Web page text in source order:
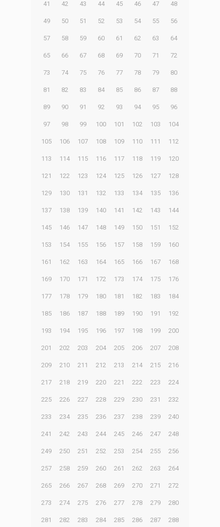
41 42 43 44 45 46 47 48
49 50 51 52 53 54 55 56
57 58 59 60 61 62 63 64
65 66 67 68 69 70 71 72
73 74 75 76 77 78 79 80
81 82 83 84 85 86 87 88
89 90 91 92 93 94 95 96
97 98 99 100 101 102 103 104
105 106 107 108 109 110 111 112
113 114 115 116 117 118 119 120
121 122 123 124 125 126 127 128
129 130 131 132 133 134 135 136
137 138 139 140 141 142 143 144
145 146 147 148 149 150 151 152
153 154 155 156 157 158 159 160
161 162 163 164 165 166 167 168
169 170 171 172 173 174 175 176
177 178 179 180 181 182 183 184
185 186 187 188 189 190 191 192
193 194 195 196 197 198 199 200
201 202 203 204 205 206 207 208
209 210 211 212 213 214 215 216
217 218 219 220 221 222 223 224
225 226 227 228 229 230 231 232
233 234 235 236 237 238 239 240
241 242 243 244 245 246 247 248
249 250 251 252 253 254 255 256
257 258 259 260 261 262 263 264
265 266 267 268 269 270 271 272
273 274 275 276 277 278 279 280
281 282 283 284 285 286 287 288